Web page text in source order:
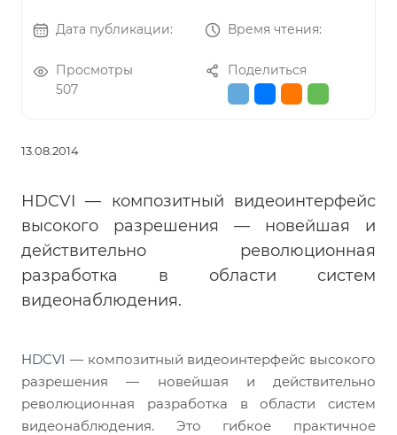
Дата публикации: Время чтения:
Просмотры
507
Поделиться
13.08.2014
HDCVI — композитный видеоинтерфейс
высокого разрешения — новейшая и
действительно революционная
разработка в области систем
видеонаблюдения.
HDCVI — композитный видеоинтерфейс высокого
разрешения — новейшая и действительно
революционная разработка в области систем
видеонаблюдения. Это гибкое практичное